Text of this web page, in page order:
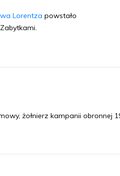
Lorentza powstało
żołnierz kampanii obronnej